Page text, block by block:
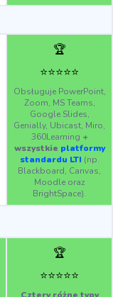
🏆
⭐️⭐️⭐️⭐️⭐️
Obsługuje PowerPoint,
Zoom, MS Teams,
Google Slides,
Genially, Ubicast, Miro,
360Learning +
wszystkie platformy
standardu LTI (np.
Blackboard, Canvas,
Moodle oraz
BrightSpace).
🏆
⭐️⭐️⭐️⭐️⭐️